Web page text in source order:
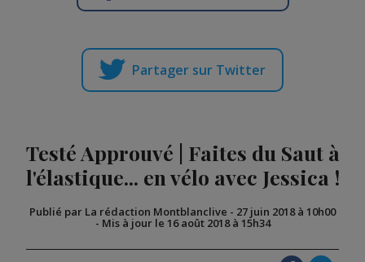
Partager sur Twitter
Testé Approuvé | Faites du Saut à
l'élastique... en vélo avec Jessica !
Publié par La rédaction Montblanclive - 27 juin 2018 à 10h00
- Mis à jour le 16 août 2018 à 15h34